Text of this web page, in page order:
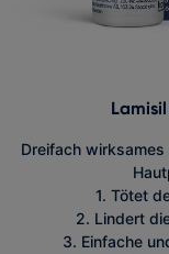
Dreifach
1. Tötet
2. Lindert
3. Einfache